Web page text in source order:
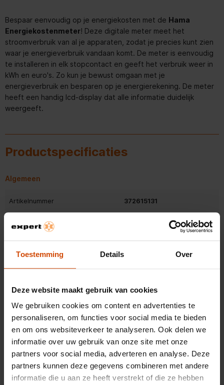
Toestemming Details Over
Deze website maakt gebruik van cookies
We gebruiken cookies om content en advertenties te
personaliseren, om functies voor social media te bieden
en om ons websiteverkeer te analyseren. Ook delen we
informatie over uw gebruik van onze site met onze
partners voor social media, adverteren en analyse. Deze
partners kunnen deze gegevens combineren met andere
informatie die u aan ze heeft verstrekt of die ze hebben
Bespaar eenvoudig op je energiekosten met de Hama
Energiekostenmeter! Deze digitale meter meet het
stroomverbruik van al je apparaten, zodat je precies kunt zien
waar je energieverbruik vandaan komt. De meter is eenvoudig
te installeren in elk stopcontact en geeft het verbruik weer in
kWh en euro's. Zo kun je bewust omgaan met je
energieverbruik en besparen op je energierekening. De meter
heeft een handig lcd-display dat alle informatie duidelijk
weergeeft.
Productspecificaties
Algemeen
Artikelnummer 372615131
4047443491213
Breedte verpakking
Diepte verpakking 90 mm
Hoogte verpakking 70 mm
Algemene eigenschappen
Bekijk alle specificaties
Beoordelingen